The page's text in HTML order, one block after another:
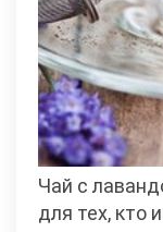
Чай с
для тех, кто